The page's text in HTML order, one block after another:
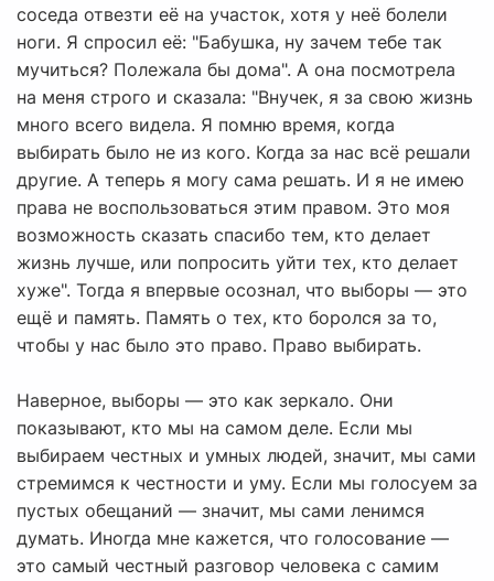
соседа отвезти её на участок, хотя у неё болели
ноги. Я спросил её: "Бабушка, ну зачем тебе так
мучиться? Полежала бы дома". А она посмотрела
на меня строго и сказала: "Внучек, я за свою жизнь
много всего видела. Я помню время, когда
выбирать было не из кого. Когда за нас всё решали
другие. А теперь я могу сама решать. И я не имею
права не воспользоваться этим правом. Это моя
возможность сказать спасибо тем, кто делает
жизнь лучше, или попросить уйти тех, кто делает
хуже". Тогда я впервые осознал, что выборы — это
ещё и память. Память о тех, кто боролся за то,
чтобы у нас было это право. Право выбирать.
Наверное, выборы — это как зеркало. Они
показывают, кто мы на самом деле. Если мы
выбираем честных и умных людей, значит, мы сами
стремимся к честности и уму. Если мы голосуем за
пустых обещаний — значит, мы сами ленимся
думать. Иногда мне кажется, что голосование —
это самый честный разговор человека с самим